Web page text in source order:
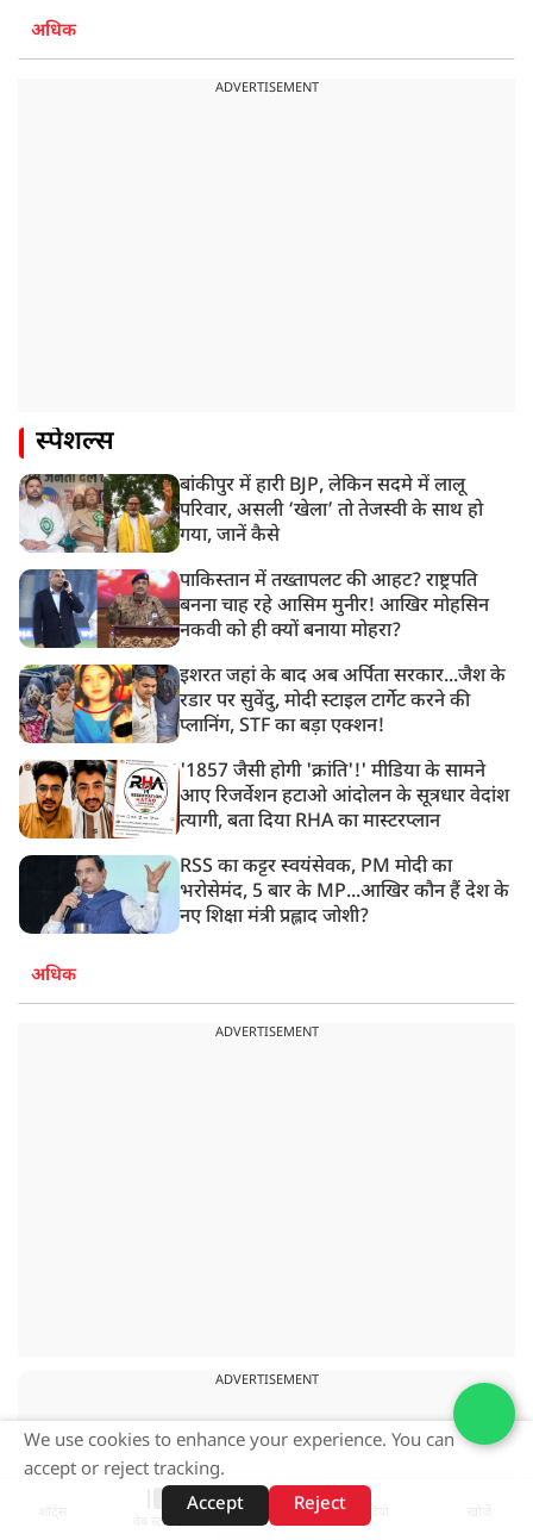
अधिक
ADVERTISEMENT
स्पेशल्स
बांकीपुर में हारी BJP, लेकिन सदमे में लालू
परिवार, असली ‘खेला’ तो तेजस्वी के साथ हो
गया, जानें कैसे
पाकिस्तान में तख्तापलट की आहट? राष्ट्रपति
बनना चाह रहे आसिम मुनीर! आखिर मोहसिन
नकवी को ही क्यों बनाया मोहरा?
इशरत जहां के बाद अब अर्पिता सरकार...जैश के
रडार पर सुवेंदु, मोदी स्टाइल टार्गेट करने की
प्लानिंग, STF का बड़ा एक्शन!
'1857 जैसी होगी 'क्रांति'!' मीडिया के सामने
आए रिजर्वेशन हटाओ आंदोलन के सूत्रधार वेदांश
त्यागी, बता दिया RHA का मास्टरप्लान
RSS का कट्टर स्वयंसेवक, PM मोदी का
भरोसेमंद, 5 बार के MP...आखिर कौन हैं देश के
नए शिक्षा मंत्री प्रह्लाद जोशी?
अधिक
ADVERTISEMENT
ADVERTISEMENT
वेब स्टोरीज़
We use cookies to enhance your experience. You can
accept or reject tracking.
Accept
Reject